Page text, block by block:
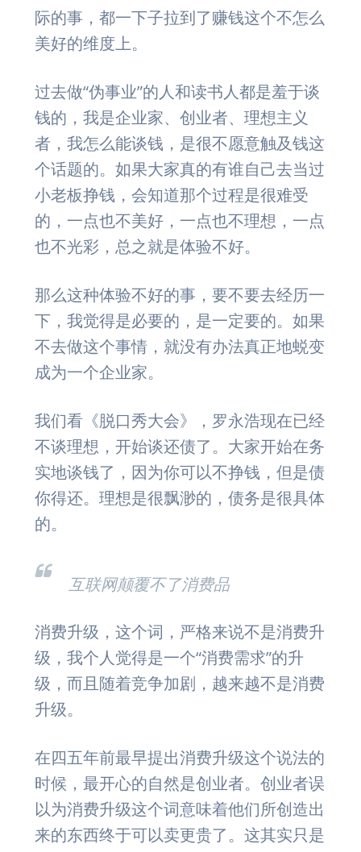
际的事，都一下子拉到了赚钱这个不怎么
美好的维度上。
过去做“伪事业”的人和读书人都是羞于谈
钱的，我是企业家、创业者、理想主义
者，我怎么能谈钱，是很不愿意触及钱这
个话题的。如果大家真的有谁自己去当过
小老板挣钱，会知道那个过程是很难受
的，一点也不美好，一点也不理想，一点
也不光彩，总之就是体验不好。
那么这种体验不好的事，要不要去经历一
下，我觉得是必要的，是一定要的。如果
不去做这个事情，就没有办法真正地蜕变
成为一个企业家。
我们看《脱口秀大会》，罗永浩现在已经
不谈理想，开始谈还债了。大家开始在务
实地谈钱了，因为你可以不挣钱，但是债
你得还。理想是很飘渺的，债务是很具体
的。
互联网颠覆不了消费品
消费升级，这个词，严格来说不是消费升
级，我个人觉得是一个“消费需求”的升
级，而且随着竞争加剧，越来越不是消费
升级。
在四五年前最早提出消费升级这个说法的
时候，最开心的自然是创业者。创业者误
以为消费升级这个词意味着他们所创造出
来的东西终于可以卖更贵了。这其实只是